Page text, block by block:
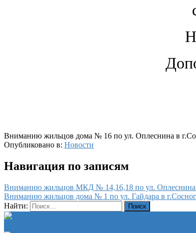
Вниманию жильцов дома № 16 по ул. Оплеснина в
Опубликовано в: Новости
Навигация по записям
Вниманию жильцов МКД № 14,16,18 по ул. Оплеснина
Вниманию жильцов дома № 1 по ул. Гайдара в
Найти: